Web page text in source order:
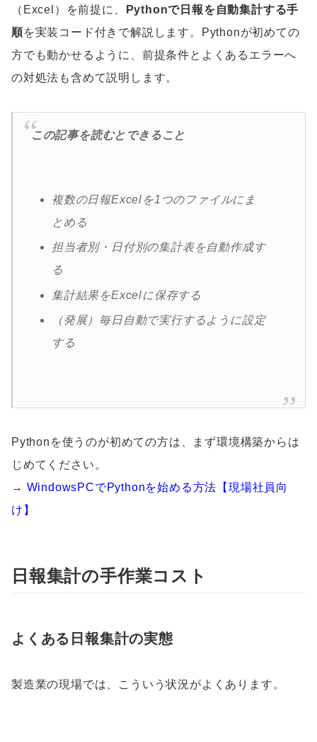
（Excel）を前提に、
Pythonで日報を自動集計する手
順を実装コード付きで解説します。Pythonが初めての
方でも動かせるように、前提条件とよくあるエラーへ
の対処法も含めて説明します。
この記事を読むとできること
複数の日報Excelを1つのファイルにま
とめる
担当者別・日付別の集計表を自動作成す
る
集計結果をExcelに保存する
（発展）毎日自動で実行するように設定
する
Pythonを使うのが初めての方は、まず環境構築からは
じめてください。
→ WindowsPCでPythonを始める方法【現場社員向
け】
日報集計の手作業コスト
よくある日報集計の実態
製造業の現場では、こういう状況がよくあります。